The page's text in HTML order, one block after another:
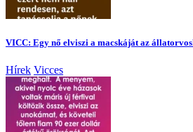
VICC: Egy nő elviszi a macskáját az
Hírek Vicces